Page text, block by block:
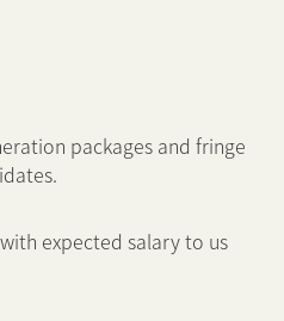
packages and fringe
expected salary to us